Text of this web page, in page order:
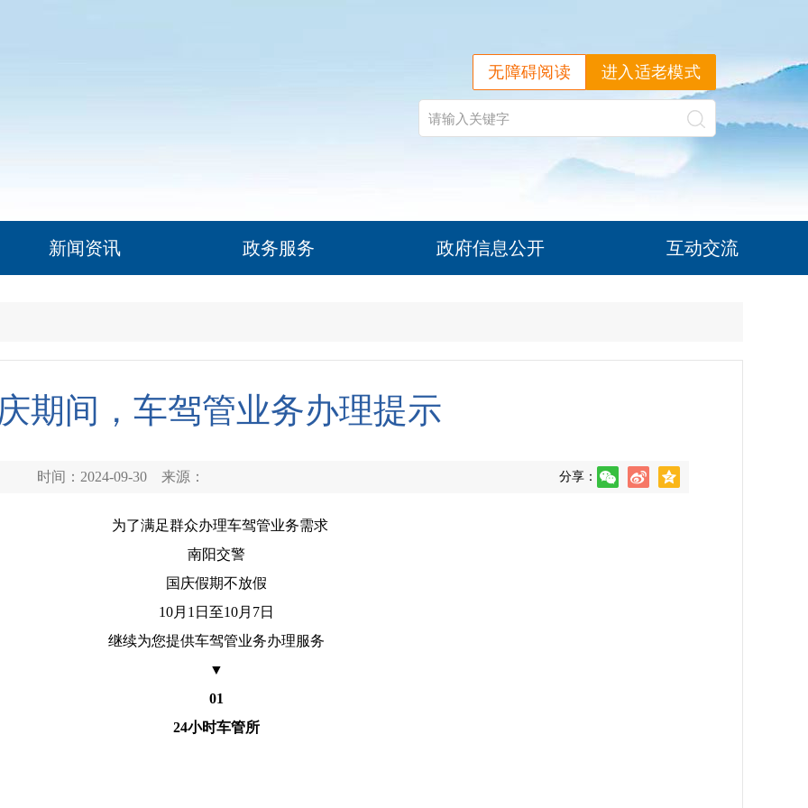
进入适老模式
无障碍阅读
新闻资讯 政务服务 政府信息公开 互动交流
期间，车驾管业务办理提示
时间：2024-09-30 来源： 分享：
为了满足群众办理车驾管业务需求
南阳交警
国庆假期不放假
10月1日至10月7日
继续为您提供车驾管业务办理服务
▼
01
24小时车管所